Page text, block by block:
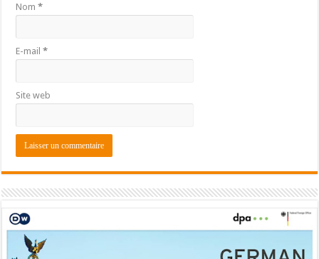
Nom*
E-mail*
Site web